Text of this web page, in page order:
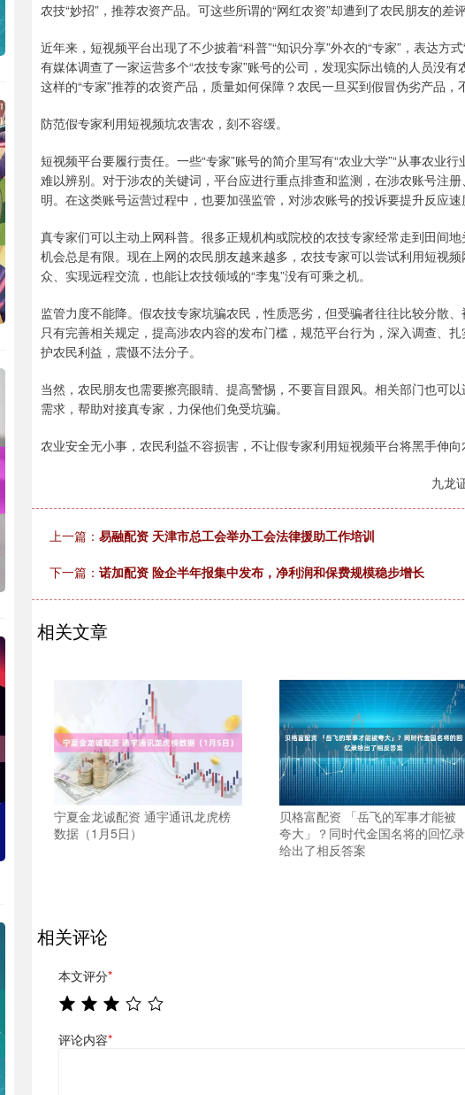
农技“妙招”，推荐农资产品。可这些所谓的“网红农资”却遭到了农民朋友的差
近年来，短视频平台出现了不少披着“科普”“知识分享”外衣的“专家”，表达方式
有媒体调查了一家运营多个“农技专家”账号的公司，发现实际出镜的人员没有
这样的“专家”推荐的农资产品，质量如何保障？农民一旦买到假冒伪劣产品，
防范假专家利用短视频坑农害农，刻不容缓。
短视频平台要履行责任。一些“专家”账号的简介里写有“农业大学”“从事农业
难以辨别。对于涉农的关键词，平台应进行重点排查和监测，在涉农账号注
明。在这类账号运营过程中，也要加强监管，对涉农账号的投诉要提升反应速
真专家们可以主动上网科普。很多正规机构或院校的农技专家经常走到田间
机会总是有限。现在上网的农民朋友越来越多，农技专家可以尝试利用短视
众、实现远程交流，也能让农技领域的“李鬼”没有可乘之机。
监管力度不能降。假农技专家坑骗农民，性质恶劣，但受骗者往往比较分散
只有完善相关规定，提高涉农内容的发布门槛，规范平台行为，深入调查、
护农民利益，震慑不法分子。
当然，农民朋友也需要擦亮眼睛、提高警惕，不要盲目跟风。相关部门也可
需求，帮助对接真专家，力保他们免受坑骗。
农业安全无小事，农民利益不容损害，不让假专家利用短视频平台将黑手伸向
九龙
上一篇： 易融配资 天津市总工会举办工会法律援助工作培训
下一篇： 诺加配资 险企半年报集中发布，净利润和保费规模稳步增长
相关文章
宁夏金龙诚配资 通宇通讯龙虎榜
数据（1月5日）
贝格富配资 「岳飞的军事才能被
夸大」？同时代金国名将的回忆录
给出了相反答案
相关评论
本文评分*
评论内容*